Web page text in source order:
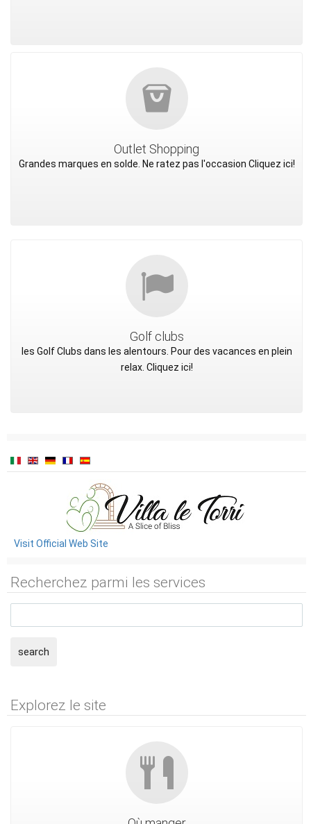
Outlet Shopping
Grandes marques en solde. Ne ratez pas l'occasion Cliquez ici!
Golf clubs
les Golf Clubs dans les alentours. Pour des vacances en plein
relax. Cliquez ici!
Visit Official Web Site
Recherchez parmi les services
search
Explorez le site